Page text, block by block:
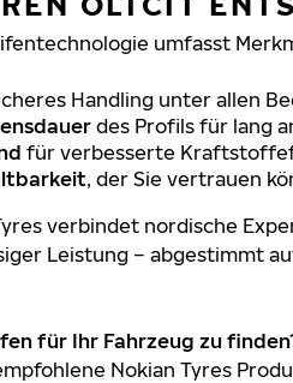
umfasst
Handling unter allen
des Profils für lang
für verbesserte
, der Sie vertrauen
verbindet nordische
Leistung – abgestimmt
für Ihr Fahrzeug zu
Nokian Tyres